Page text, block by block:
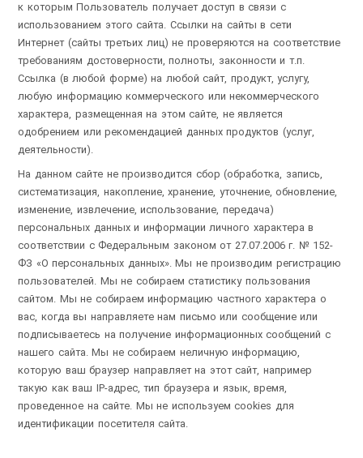
к которым Пользователь получает доступ в связи с
использованием этого сайта. Ссылки на сайты в сети
Интернет (сайты третьих лиц) не проверяются на соответствие
требованиям достоверности, полноты, законности и т.п.
Ссылка (в любой форме) на любой сайт, продукт, услугу,
любую информацию коммерческого или некоммерческого
характера, размещенная на этом сайте, не является
одобрением или рекомендацией данных продуктов (услуг,
деятельности).
На данном сайте не производится сбор (обработка, запись,
систематизация, накопление, хранение, уточнение, обновление,
изменение, извлечение, использование, передача)
персональных данных и информации личного характера в
соответствии с Федеральным законом от 27.07.2006 г. № 152-
ФЗ «О персональных данных». Мы не производим регистрацию
пользователей. Мы не собираем статистику пользования
сайтом. Мы не собираем информацию частного характера о
вас, когда вы направляете нам письмо или сообщение или
подписываетесь на получение информационных сообщений с
нашего сайта. Мы не собираем неличную информацию,
которую ваш браузер направляет на этот сайт, например
такую как ваш IP-адрес, тип браузера и язык, время,
проведенное на сайте. Мы не используем cookies для
идентификации посетителя сайта.